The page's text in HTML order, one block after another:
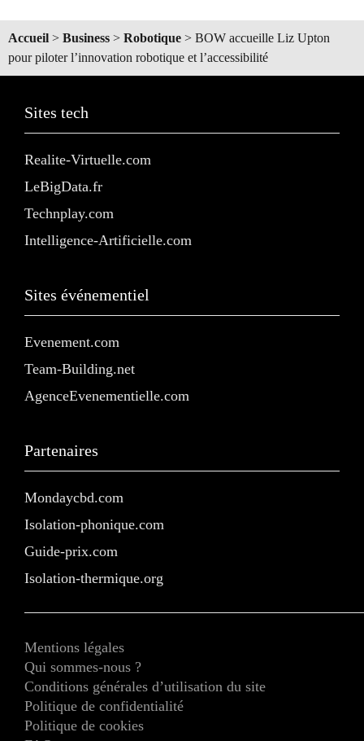
Accueil > Business > Robotique > BOW accueille Liz Upton
pour piloter l’innovation robotique et l’accessibilité
Sites tech
Realite-Virtuelle.com
LeBigData.fr
Technplay.com
Intelligence-Artificielle.com
Sites événementiel
Evenement.com
Team-Building.net
AgenceEvenementielle.com
Partenaires
Mondaycbd.com
Isolation-phonique.com
Guide-prix.com
Isolation-thermique.org
Mentions légales
Qui sommes-nous ?
Conditions générales d’utilisation du site
Politique de confidentialité
Politique de cookies